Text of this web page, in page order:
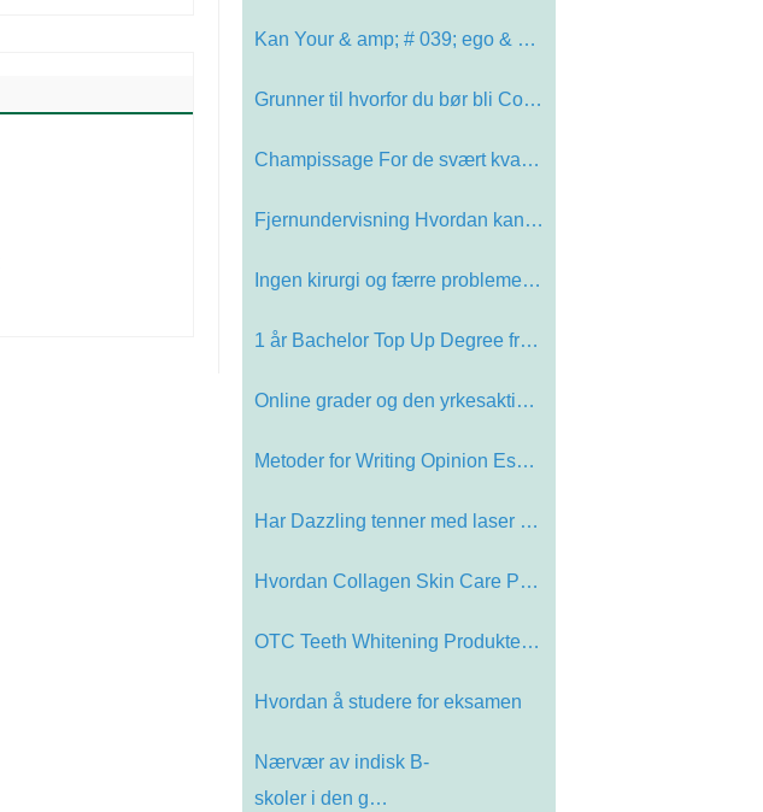
Kan Your & amp; # 039; ego & amp; #…
Grunner til hvorfor du bør bli Col…
Champissage For de svært kvalm Cus…
Fjernundervisning Hvordan kan du dr…
Ingen kirurgi og færre problemer, …
1 år Bachelor Top Up Degree fra en…
Online grader og den yrkesaktive be…
Metoder for Writing Opinion Essay
Har Dazzling tenner med laser Teeth…
Hvordan Collagen Skin Care Products…
OTC Teeth Whitening Produkter - Er …
Hvordan å studere for eksamen
Nærvær av indisk B-
skoler i den g…